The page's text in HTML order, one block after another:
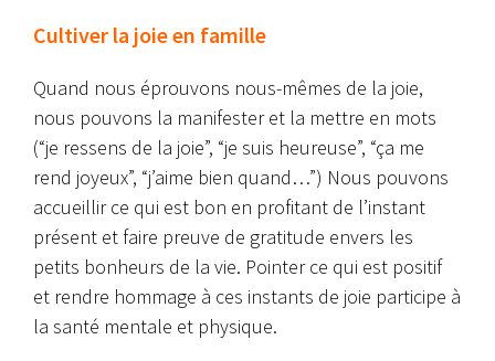
Cultiver la joie en famille
Quand nous éprouvons nous-mêmes de la joie,
nous pouvons la manifester et la mettre en mots
(“je ressens de la joie”, “je suis heureuse”, “ça me
rend joyeux”, “j’aime bien quand…”) Nous pouvons
accueillir ce qui est bon en profitant de l’instant
présent et faire preuve de gratitude envers les
petits bonheurs de la vie. Pointer ce qui est positif
et rendre hommage à ces instants de joie participe à
la santé mentale et physique.